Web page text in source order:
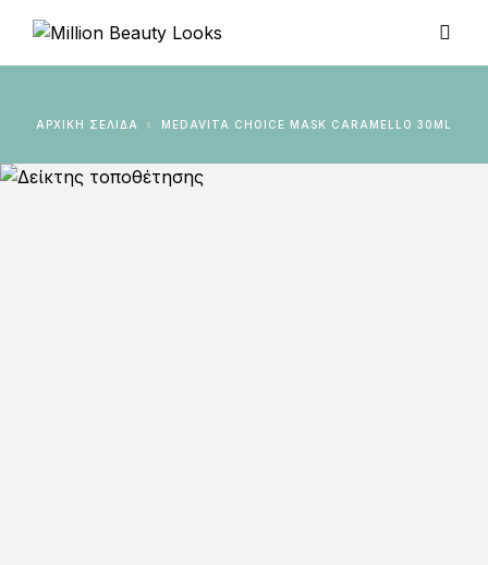
ΑΡΧΙΚΉ ΣΕΛΊΔΑ MEDAVITA CHOICE MASK CARAMELLO 30ML